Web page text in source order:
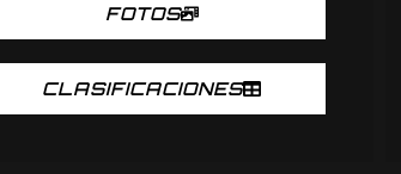
FOTOS
CLASIFICACIONES